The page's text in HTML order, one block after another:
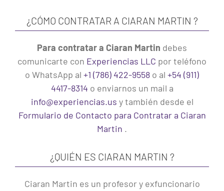
¿CÓMO CONTRATAR A CIARAN MARTIN ?
Para contratar a Ciaran Martin debes
comunicarte con Experiencias LLC por teléfono
o WhatsApp al +1 (786) 422-9558 o al +54 (911)
4417-8314 o enviarnos un mail a
info@experiencias.us y también desde el
Formulario de Contacto para Contratar a Ciaran
Martin .
¿QUIÉN ES CIARAN MARTIN ?
Ciaran Martin es un profesor y exfuncionario